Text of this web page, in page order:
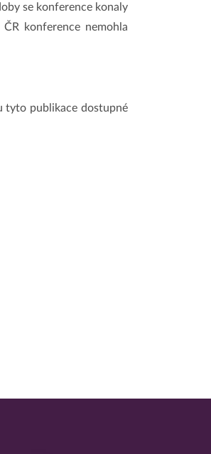
se konference konaly
konference nemohla
tyto publikace dostupné